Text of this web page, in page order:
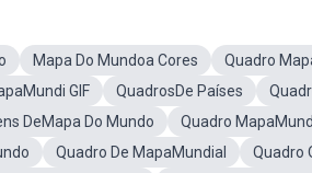
Mapa Do Mundoa Cores Quadro
GIF QuadrosDe Países
DeMapa Do Mundo Quadro
Quadro De MapaMundial
Quadro